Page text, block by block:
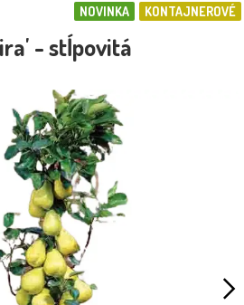
KONTAJNEROVÉ
NOVINKA
- stĺpovitá